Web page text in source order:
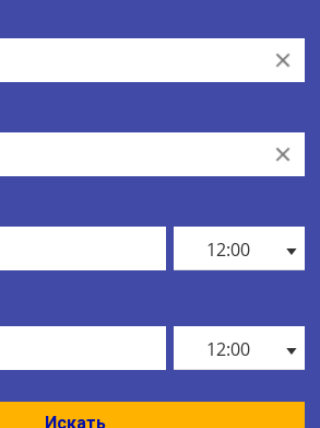
Clear
Clear
12:00
12:00
Искать